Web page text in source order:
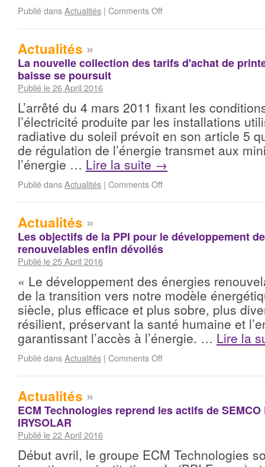
Publié dansActualités | Comments Off
Actualités »
La nouvelle collection des tarifs d'achat de
baisse se poursuit
Publié le 26 April 2016
L’arrêté du 4 mars 2011 fixant les
l’électricité produite par les installations
radiative du soleil prévoit en son article 5
de régulation de l’énergie transmet aux
l’énergie … Lire la suite →
Publié dansActualités | Comments Off
Actualités »
Les objectifs de la PPI pour le développement
renouvelables enfin dévoilés
Publié le 25 April 2016
« Le développement des énergies
de la transition vers notre modèle
siècle, plus efficace et plus sobre, plus
résilient, préservant la santé humaine et
garantissant l’accès à l’énergie. … Lire la
Publié dansActualités | Comments Off
Actualités »
ECM Technologies reprend les actifs de
IRYSOLAR
Publié le 22 April 2016
Début avril, le groupe ECM Technologies